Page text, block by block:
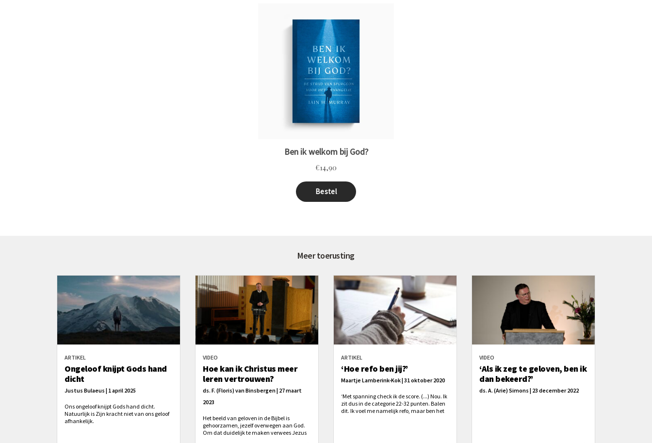
Meer toerusting
ARTIKEL
Ongeloof knijpt Gods hand
dicht
Justus Bulaeus | 1 april 2025
Ons ongeloof knijpt Gods hand dicht.
Natuurlijk is Zijn kracht niet van ons geloof
afhankelijk.
VIDEO
Hoe kan ik Christus meer
leren vertrouwen?
ds. F. (Floris) van Binsbergen | 27 maart
2023
Het beeld van geloven in de Bijbel is
gehoorzamen, jezelf overwegen aan God.
Om dat duidelijk te maken verwees Jezus
ARTIKEL
‘Hoe refo ben jij?’
Maartje Lamberink-Kok | 31 oktober 2020
‘Met spanning check ik de score. (...) Nou. Ik
zit dus in de categorie 22-32 punten. Balen
dit. Ik voel me namelijk refo, maar ben het
VIDEO
‘Als ik zeg te geloven, ben ik
dan bekeerd?’
ds. A. (Arie) Simons | 23 december 2022